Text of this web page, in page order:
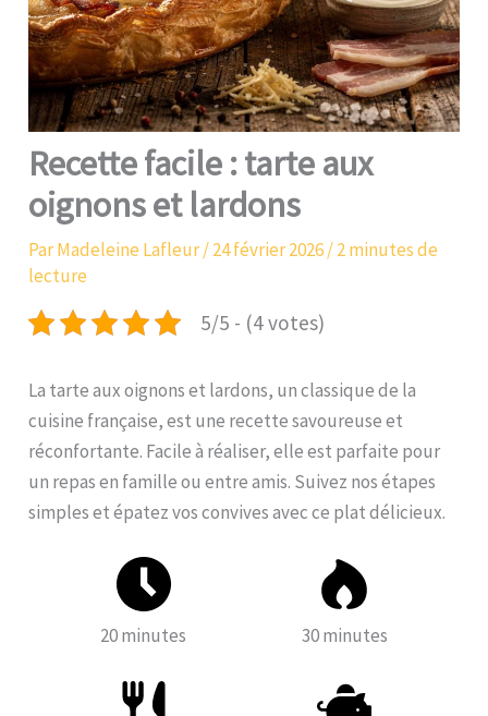
Recette facile : tarte aux
oignons et lardons
ParMadeleine Lafleur/24 février 2026/2 minutes de
lecture
5/5 - (4 votes)
La tarte aux oignons et lardons, un classique de la
cuisine française, est une recette savoureuse et
réconfortante. Facile à réaliser, elle est parfaite pour
un repas en famille ou entre amis. Suivez nos étapes
simples et épatez vos convives avec ce plat délicieux.
20 minutes 30 minutes